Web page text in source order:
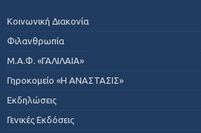
Κοινωνική Διακονία
Φιλανθρωπία
Μ.Α.Φ. «ΓΑΛΙΛΑΙΑ»
Γηροκομείο «Η ΑΝΑΣΤΑΣΙΣ»
Εκδηλώσεις
Γενικές Εκδόσεις